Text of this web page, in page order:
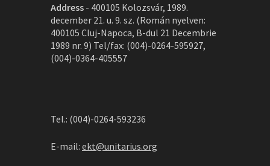
Address - 400105 Kolozsvár, 1989.
december 21. u. 9. sz. (Román nyelven:
400105 Cluj-Napoca, B-dul 21 Decembrie
1989 nr. 9) Tel/fax: (004)-0264-595927,
(004)-0364-405557
Tel.: (004)-0264-593236
E-mail: ekt@unitarius.org